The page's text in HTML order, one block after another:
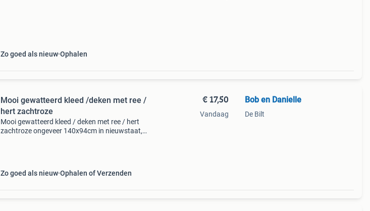
Zo goed als nieuw Ophalen
Mooi gewatteerd kleed /deken met ree /
hert zachtroze
Mooi gewatteerd kleed / deken met ree / hert
zachtroze ongeveer 140x94cm in nieuwstaat,
Zo goed als nieuw Ophalen of Verzenden
€ 17,50
Vandaag
Bob en Danielle
De Bilt